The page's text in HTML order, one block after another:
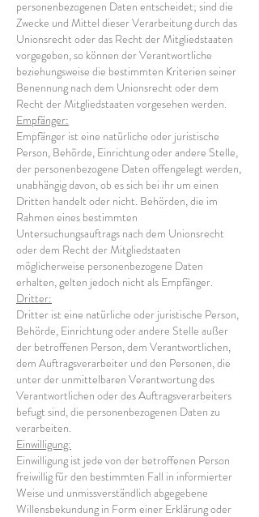
personenbezogenen Daten entscheidet; sind die
Zwecke und Mittel dieser Verarbeitung durch das
Unionsrecht oder das Recht der Mitgliedstaaten
vorgegeben, so können der Verantwortliche
beziehungsweise die bestimmten Kriterien seiner
Benennung nach dem Unionsrecht oder dem
Recht der Mitgliedstaaten vorgesehen werden.
Empfänger:
Empfänger ist eine natürliche oder juristische
Person, Behörde, Einrichtung oder andere Stelle,
der personenbezogene Daten offengelegt werden,
unabhängig davon, ob es sich bei ihr um einen
Dritten handelt oder nicht. Behörden, die im
Rahmen eines bestimmten
Untersuchungsauftrags nach dem Unionsrecht
oder dem Recht der Mitgliedstaaten
möglicherweise personenbezogene Daten
erhalten, gelten jedoch nicht als Empfänger.
Dritter:
Dritter ist eine natürliche oder juristische Person,
Behörde, Einrichtung oder andere Stelle außer
der betroffenen Person, dem Verantwortlichen,
dem Auftragsverarbeiter und den Personen, die
unter der unmittelbaren Verantwortung des
Verantwortlichen oder des Auftragsverarbeiters
befugt sind, die personenbezogenen Daten zu
verarbeiten.
Einwilligung:
Einwilligung ist jede von der betroffenen Person
freiwillig für den bestimmten Fall in informierter
Weise und unmissverständlich abgegebene
Willensbekundung in Form einer Erklärung oder